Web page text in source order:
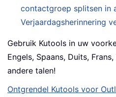
contactgroep splitsen in
Verjaardagsherinnering
Gebruik Kutools in uw
Engels, Spaans, Duits,
andere talen!
Ontgrendel Kutools voor